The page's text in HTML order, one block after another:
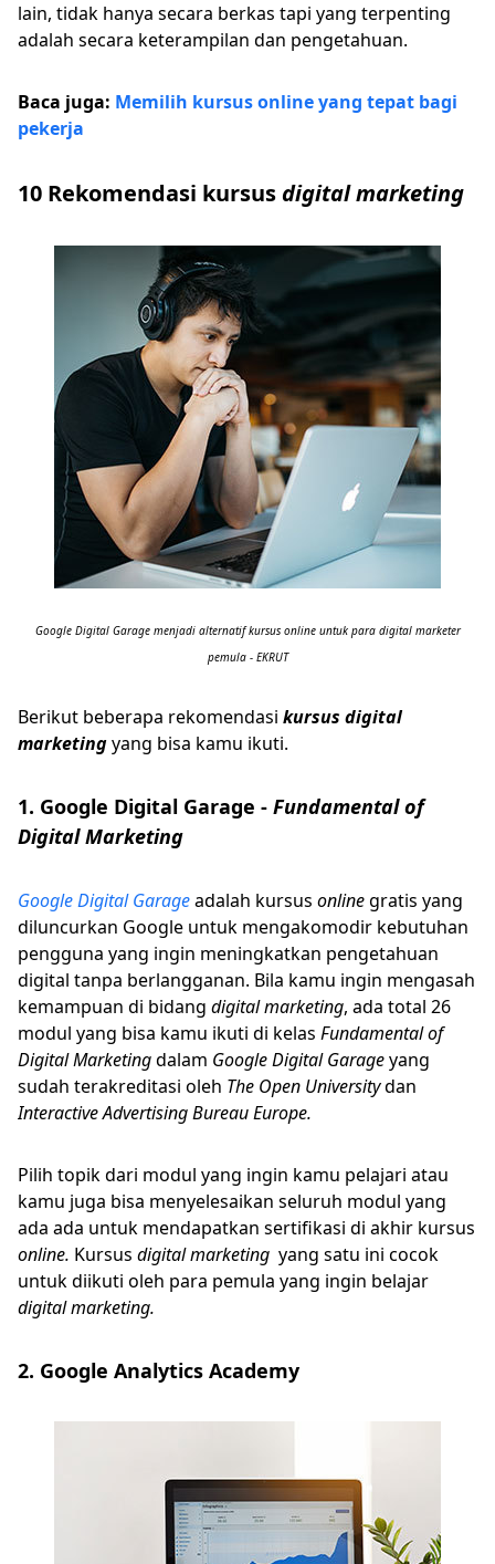
lain, tidak hanya secara berkas tapi yang terpenting
adalah secara keterampilan dan pengetahuan.
Baca juga: Memilih kursus online yang tepat bagi
pekerja
10 Rekomendasi kursus digital marketing
Google Digital Garage menjadi alternatif kursus online untuk para digital marketer
pemula - EKRUT
Berikut beberapa rekomendasi kursus digital
marketingyang bisa kamu ikuti.
1. Google Digital Garage - Fundamental of
Digital Marketing
Google Digital Garageadalah kursus onlinegratis yang
diluncurkan Google untuk mengakomodir kebutuhan
pengguna yang ingin meningkatkan pengetahuan
digital tanpa berlangganan. Bila kamu ingin mengasah
kemampuan di bidang digital marketing, ada total 26
modul yang bisa kamu ikuti di kelas Fundamental of
Digital Marketingdalam Google Digital Garageyang
sudah terakreditasi oleh The Open Universitydan
Interactive Advertising Bureau Europe.
Pilih topik dari modul yang ingin kamu pelajari atau
kamu juga bisa menyelesaikan seluruh modul yang
ada ada untuk mendapatkan sertifikasi di akhir kursus
online. Kursus digital marketing yang satu ini cocok
untuk diikuti oleh para pemula yang ingin belajar
digital marketing.
2. Google Analytics Academy